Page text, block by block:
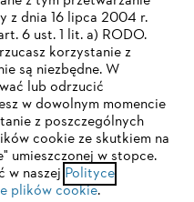
prawne Cookies
NIE JEST
nie obsługujemy. W
strony zalecamy
przeglądarek:
z dnia 16 lipca 2004 r.
6 ust. 1 lit. a) RODO.
korzystanie z
są niezbędne. W
lub odrzucić
w dowolnym momencie
z poszczególnych
cookie ze skutkiem na
umieszczonej w stopce.
w naszej Polityce
plików cookie.